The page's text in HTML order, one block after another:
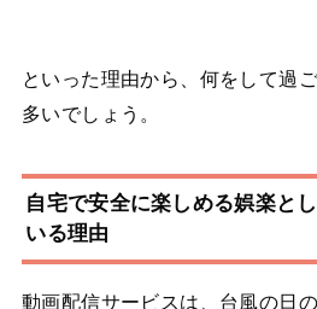
といった理由から、何をして過
多いでしょう。
自宅で安全に楽しめる娯楽と
いる理由
動画配信サービスは、台風の日